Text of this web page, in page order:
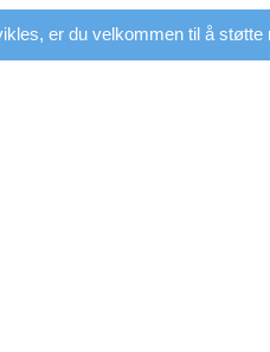
er du velkommen til å støtte